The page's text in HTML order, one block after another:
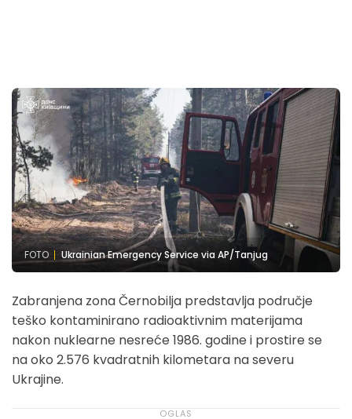
FOTO Ukrainian Emergency Service via AP/Tanjug
Zabranjena zona Černobilja predstavlja područje
teško kontaminirano radioaktivnim materijama
nakon nuklearne nesreće 1986. godine i prostire se
na oko 2.576 kvadratnih kilometara na severu
Ukrajine.